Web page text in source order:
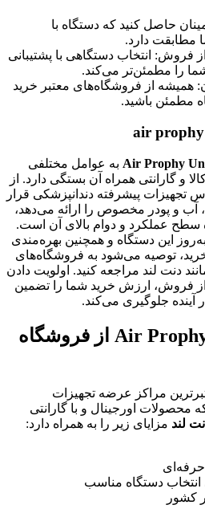
حاصل کنید که دستگاه با
مطابقت دارد.
فروش: انتخاب دستگاهی با پشتیبانی
را مطمئن‌تر می‌کند.
همیشه از فروشگاه‌های معتبر خرید
مطمئن باشید.
به عوامل مختلفی
و گارانتی همراه آن بستگی دارد. از
تجهیزات پیشرفته دندانپزشکی قرار
آب و پودر مخصوص را ارائه می‌دهد،
سطح عملکرد و دوام بالای آن است.
این دستگاه و همچنین بهره‌مندی
توصیه می‌شود به فروشگاه‌های
دنت لند مراجعه کنید. اولویت دادن
فروش، ارزش خرید شما را تضمین
آینده جلوگیری می‌کند.
خرید ایرفلو Air Prophy Unite از فروشگاه
مراکز عرضه تجهیزات
محصولات اورجینال و با گارانتی
لند مزایای زیر را به همراه دارد:
دستگاه مناسب
کشور